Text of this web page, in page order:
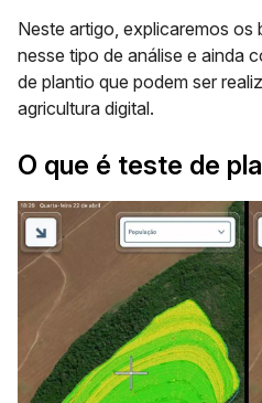
Neste artigo, explicaremos os
nesse tipo de análise e ainda
de plantio que podem ser
agricultura digital.
O que é teste de